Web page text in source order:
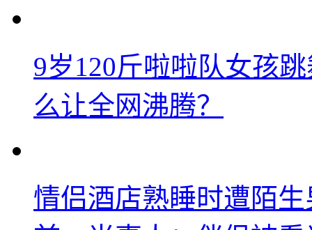
9岁120斤啦啦队女孩
么让全网沸腾？
情侣酒店熟睡时遭陌